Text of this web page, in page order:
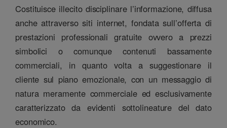
Costituisce illecito disciplinare l’informazione, diffusa
anche attraverso siti internet, fondata sull’offerta di
prestazioni professionali gratuite ovvero a prezzi
simbolici o comunque contenuti bassamente
commerciali, in quanto volta a suggestionare il
cliente sul piano emozionale, con un messaggio di
natura meramente commerciale ed esclusivamente
caratterizzato da evidenti sottolineature del dato
economico.